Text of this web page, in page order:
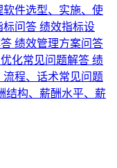
软件选型、实施、使
标问答 绩效指标设
绩效管理方案问答
化常见问题解答 绩
程、话术常见问题
结构、薪酬水平、薪